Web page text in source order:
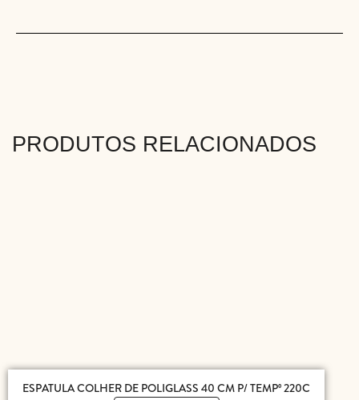
PRODUTOS RELACIONADOS
ESPATULA COLHER DE POLIGLASS 40 CM P/ TEMPº 220C